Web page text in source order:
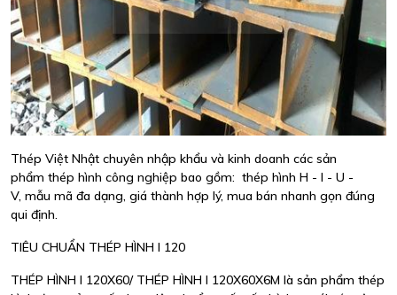
Thép Việt Nhật chuyên nhập khẩu và kinh doanh các sản
phẩm thép hình công nghiệp bao gồm: thép hình H - I - U -
V, mẫu mã đa dạng, giá thành hợp lý, mua bán nhanh gọn đúng
qui định.
TIÊU CHUẨN THÉP HÌNH I 120
THÉP HÌNH I 120X60/ THÉP HÌNH I 120X60X6M là sản phẩm thép